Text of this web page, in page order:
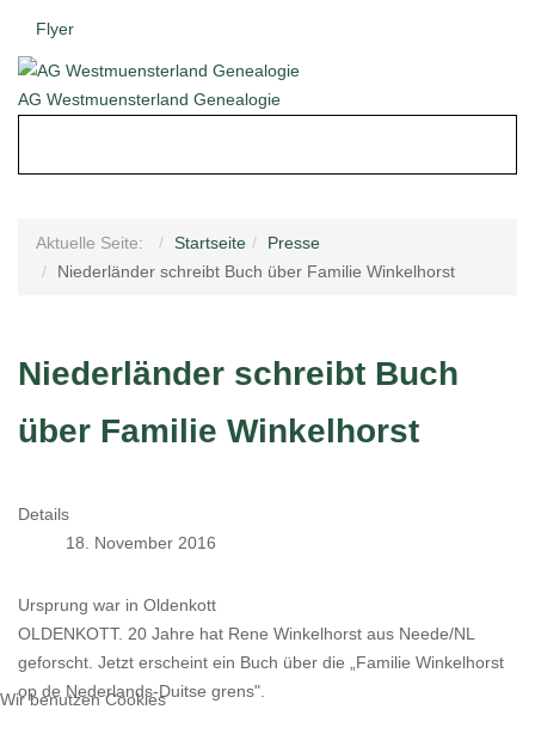
Flyer
AG Westmuensterland Genealogie
Aktuelle Seite: Startseite
Presse
Niederländer schreibt Buch über Familie Winkelhorst
Niederländer schreibt Buch
über Familie Winkelhorst
Details
18. November 2016
Ursprung war in Oldenkott
OLDENKOTT. 20 Jahre hat Rene Winkelhorst aus Neede/NL
geforscht. Jetzt erscheint ein Buch über die „Familie Winkelhorst
op de Nederlands-Duitse grens".
Wir benutzen Cookies